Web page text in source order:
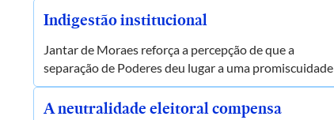
Indigestão institucional
Jantar de Moraes reforça a percepção de que a
separação de Poderes deu lugar a uma promiscuidade
A neutralidade eleitoral compensa